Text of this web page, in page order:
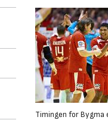
Timingen for